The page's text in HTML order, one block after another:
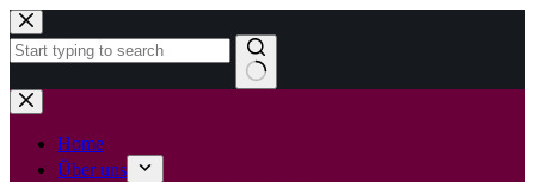
Zum
Inhalt
springen
Keine
Ergebnisse
Home
Über uns